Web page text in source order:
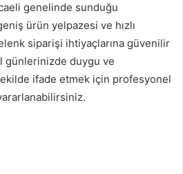
genelinde sunduğu
ürün yelpazesi ve hızlı
siparişi ihtiyaçlarına güvenilir
günlerinizde duygu ve
ifade etmek için profesyonel